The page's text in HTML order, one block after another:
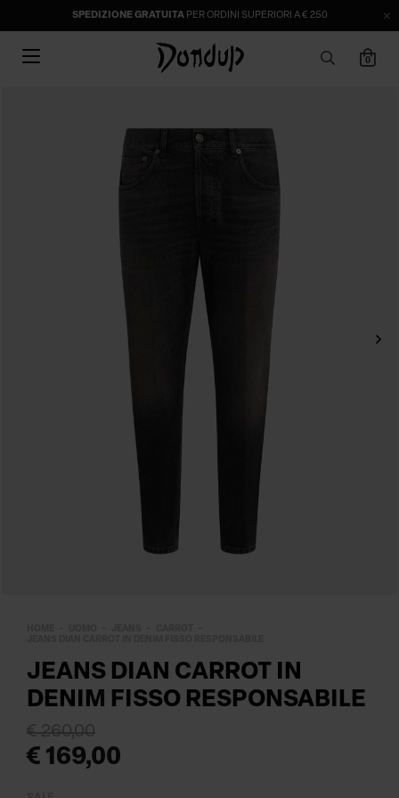
SPEDIZIONE GRATUITAPER ORDINI SUPERIORI A € 250
0
JEANS DIAN CARROT IN
DENIM FISSO RESPONSABILE
€ 169,00
€ 260,00